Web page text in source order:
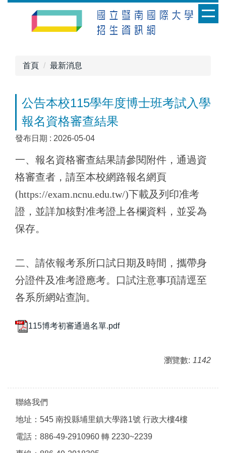
首頁 最新消息
公告本校115學年度博士班考試入學
報名資格審查結果
發布日期 : 2026-05-04
一、報名資格審查結果請參閱附件，通過資
格審查者，請至本校網路報名網頁
(https://exam.ncnu.edu.tw/)下載及列印准考
證，並詳加核對准考證上各欄資料，並妥為
保存。
二、請依報考系所口試日期及時間，攜帶身
分證件及准考證應考。口試注意事項請逕至
各系所網站查詢。
115博考初審通過名單.pdf
瀏覽數: 1142
聯絡我們
地址：545 南投縣埔里鎮大學路1號 行政大樓4樓
電話：886-49-2910960 轉 2230~2239